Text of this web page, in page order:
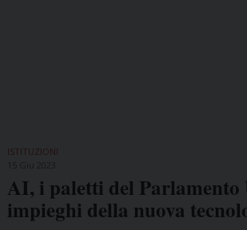
ISTITUZIONI
AI, i paletti del Parlamento
impieghi della nuova